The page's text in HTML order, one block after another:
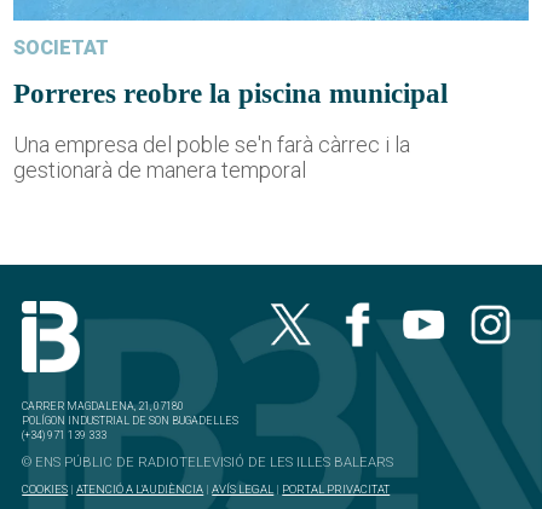
SOCIETAT
Porreres reobre la piscina municipal
Una empresa del poble se'n farà càrrec i la
gestionarà de manera temporal
CARRER MAGDALENA, 21, 07180
POLÍGON INDUSTRIAL DE SON BUGADELLES
(+34) 971 139 333
© ENS PÚBLIC DE RADIOTELEVISIÓ DE LES ILLES BALEARS
COOKIES |ATENCIÓ A L'AUDIÈNCIA |AVÍS LEGAL | PORTAL PRIVACITAT